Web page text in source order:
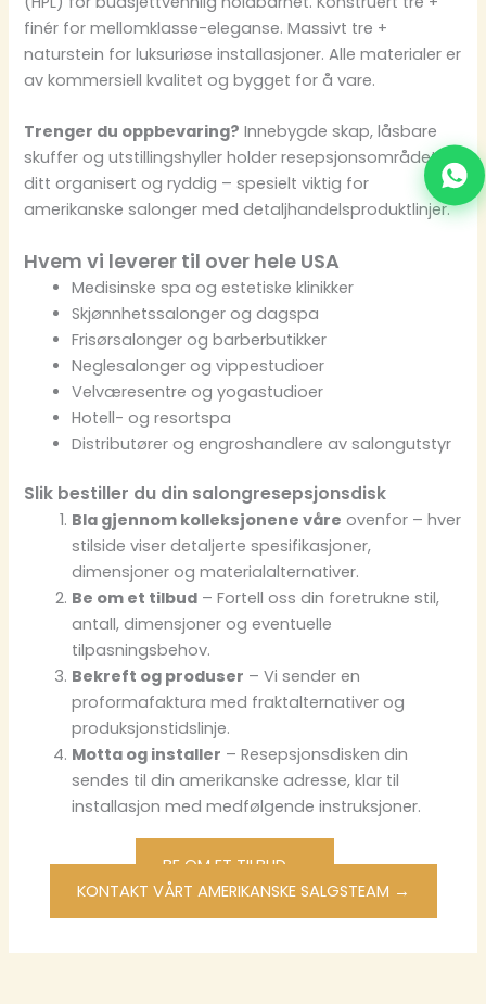
finér for mellomklasse-eleganse. Massivt tre +
naturstein for luksuriøse installasjoner. Alle materialer er
av kommersiell kvalitet og bygget for å vare.
Trenger du oppbevaring? Innebygde skap, låsbare
skuffer og utstillingshyller holder resepsjonsområdet
ditt organisert og ryddig – spesielt viktig for
amerikanske salonger med detaljhandelsproduktlinjer.
Hvem vi leverer til over hele USA
Medisinske spa og estetiske klinikker
Skjønnhetssalonger og dagspa
Frisørsalonger og barberbutikker
Neglesalonger og vippestudioer
Velværesentre og yogastudioer
Hotell- og resortspa
Distributører og engroshandlere av salongutstyr
Slik bestiller du din salongresepsjonsdisk
Bla gjennom kolleksjonene våre ovenfor – hver
stilside viser detaljerte spesifikasjoner,
dimensjoner og materialalternativer.
Be om et tilbud – Fortell oss din foretrukne stil,
antall, dimensjoner og eventuelle
tilpasningsbehov.
Bekreft og produser – Vi sender en
proformafaktura med fraktalternativer og
produksjonstidslinje.
Motta og installer – Resepsjonsdisken din
sendes til din amerikanske adresse, klar til
installasjon med medfølgende instruksjoner.
BE OM ET TILBUD →
KONTAKT VÅRT AMERIKANSKE SALGSTEAM →